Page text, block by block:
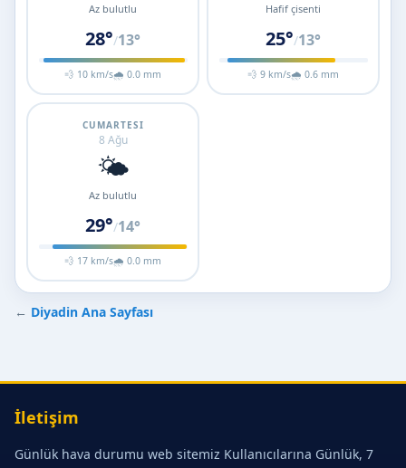
Az bulutlu
28°/13°
💨 10 km/s🌧 0.0 mm
Hafif çisenti
25°/13°
💨 9 km/s🌧 0.6 mm
CUMARTESI
8 Ağu
🌤️
Az bulutlu
29°/14°
💨 17 km/s🌧 0.0 mm
← Diyadin Ana Sayfası
İletişim
Günlük hava durumu web sitemiz Kullanıcılarına Günlük, 7